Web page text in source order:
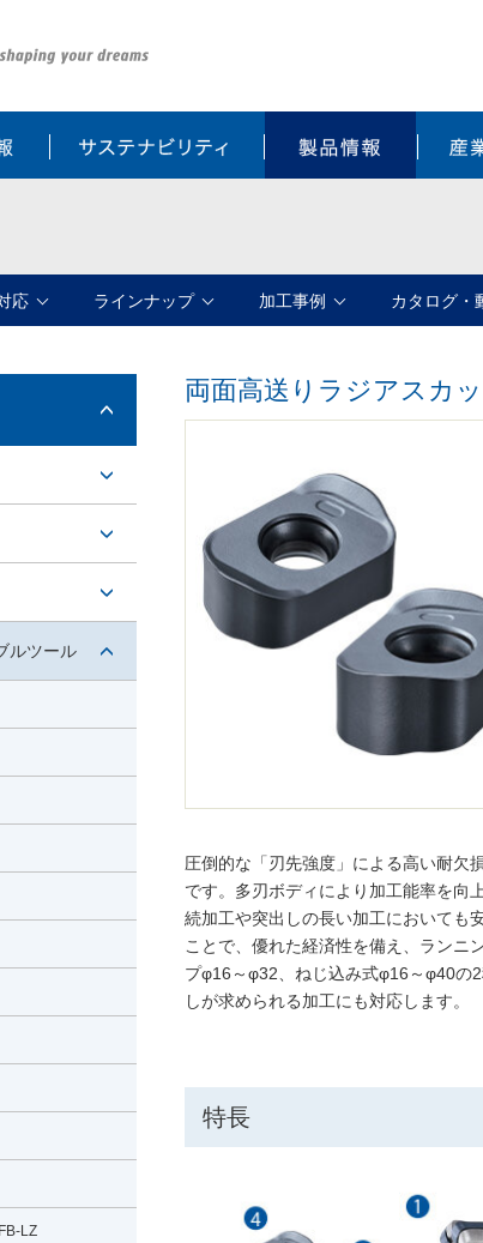
応 ラインナップ 加工事例 カタログ・
両面高送りラジアスカ
圧倒的な「刃先強度」による高い耐欠
です。多刃ボディにより加工能率を向
続加工や突出しの長い加工においても
ことで、優れた経済性を備え、ランニ
プφ16～φ32、ねじ込み式φ16～φ40の
しが求められる加工にも対応します。
特長
ルツール
LZ